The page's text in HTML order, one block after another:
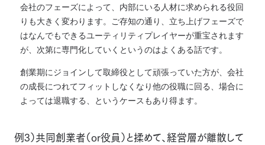
会社のフェーズによって、内部にいる人材に求められる役回
りも大きく変わります。 ご存知の通り、立ち上げフェーズで
はなんでもできるユーティリティプレイヤーが重宝されます
が、次第に専門化していくというのはよくある話です。
創業期にジョインして取締役として頑張っていた方が、会社
の成長につれてフィットしなくなり他の役職に回る、場合に
よっては退職する、というケースもあり得ます。
例3）共同創業者（or役員）と揉めて、経営層が離散して